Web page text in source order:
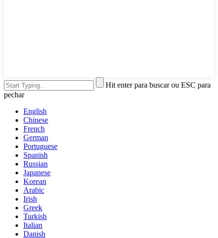
Hit enter para buscar ou ESC para
pechar
English
Chinese
French
German
Portuguese
Spanish
Russian
Japanese
Korean
Arabic
Irish
Greek
Turkish
Italian
Danish